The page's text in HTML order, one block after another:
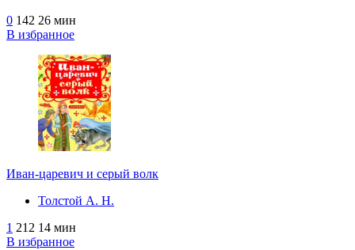
0 142 26 мин
В избранное
Иван-царевич и серый волк
Толстой А. Н.
1 212 14 мин
В избранное